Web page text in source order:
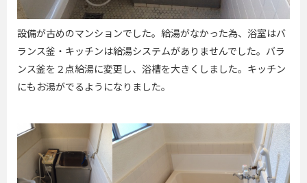
設備が古めのマンションでした。給湯がなかった為、浴室はバ
ランス釜・キッチンは給湯システムがありませんでした。バラ
ンス釜を２点給湯に変更し、浴槽を大きくしました。キッチン
にもお湯がでるようになりました。